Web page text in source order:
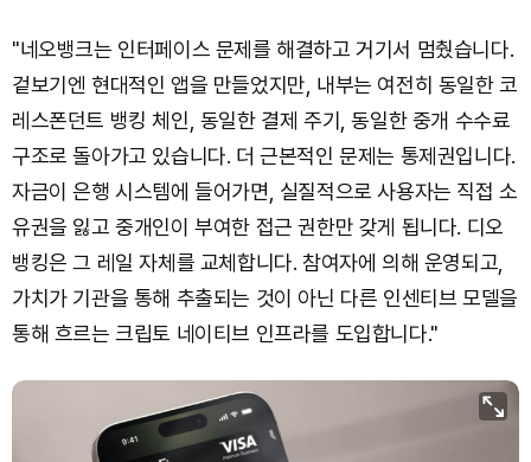
"네오뱅크는 인터페이스 문제를 해결하고 거기서 멈췄습니다.
겉보기엔 현대적인 앱을 만들었지만, 내부는 여전히 동일한 코
레스폰던트 뱅킹 체인, 동일한 결제 주기, 동일한 중개 수수료
구조로 돌아가고 있습니다. 더 근본적인 문제는 통제권입니다.
자금이 은행 시스템에 들어가면, 실질적으로 사용자는 직접 소
유권을 잃고 중개인이 부여한 접근 권한만 갖게 됩니다. 디오
뱅킹은 그 레일 자체를 교체합니다. 참여자에 의해 운영되고,
가치가 기관을 통해 추출되는 것이 아닌 다른 인센티브 모델을
통해 흐르는 크립토 네이티브 인프라를 도입합니다."